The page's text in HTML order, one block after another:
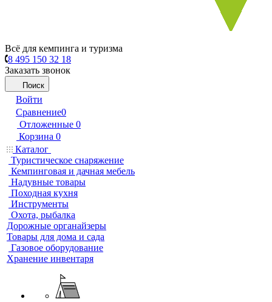
Всё для кемпинга и туризма
8 495 150 32 18
Заказать звонок
Поиск
Войти
Сравнение0
Отложенные 0
Корзина 0
Каталог
Туристическое снаряжение
Кемпинговая и дачная мебель
Надувные товары
Походная кухня
Инструменты
Охота, рыбалка
Дорожные органайзеры
Товары для дома и сада
Газовое оборудование
Хранение инвентаря